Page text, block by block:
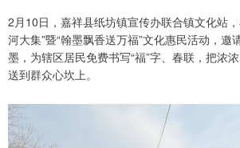
2月10日，嘉祥县纸坊镇宣传办联合镇文化站
河大集”暨“翰墨飘香送万福”文化惠民活动，邀
墨，为辖区居民免费书写“福”字、春联，把浓
送到群众心坎上。